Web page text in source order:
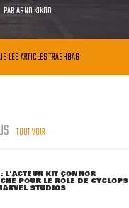
PARARNO KIKOO
LES ARTICLES TRASHBAG
TOUT VOIR
L'ACTEUR KIT CONNOR
POUR LE RÔLE DE CYCLOPS
STUDIOS